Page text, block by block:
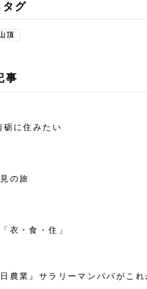
グ
頂
事
砺に住みたい
の旅
衣・食・住」
農業』サラリーマンパパがこ